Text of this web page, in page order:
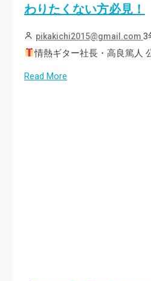
わりたくない方必見！
pikakichi2015@gmail.com 3
情熱ギター社長・高良篤人
Read More